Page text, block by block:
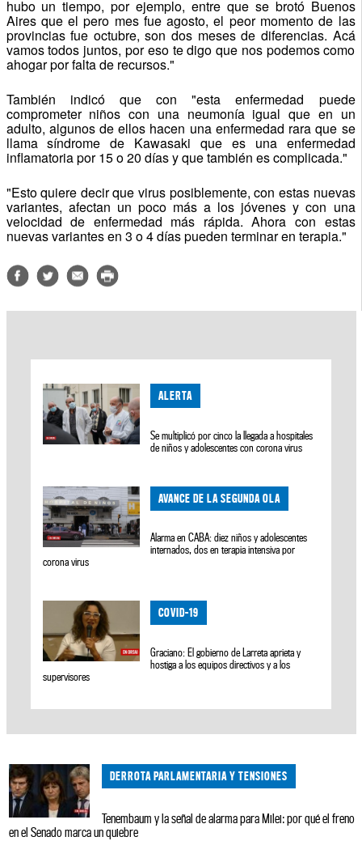
hubo un tiempo, por ejemplo, entre que se brotó Buenos
Aires que el pero mes fue agosto, el peor momento de las
provincias fue octubre, son dos meses de diferencias. Acá
vamos todos juntos, por eso te digo que nos podemos como
ahogar por falta de recursos."
También indicó que con "esta enfermedad puede
comprometer niños con una neumonía igual que en un
adulto, algunos de ellos hacen una enfermedad rara que se
llama síndrome de Kawasaki que es una enfermedad
inflamatoria por 15 o 20 días y que también es complicada."
"Esto quiere decir que virus posiblemente, con estas nuevas
variantes, afectan un poco más a los jóvenes y con una
velocidad de enfermedad más rápida. Ahora con estas
nuevas variantes en 3 o 4 días pueden terminar en terapia."
ALERTA
Se multiplicó por cinco la llegada a hospitales
de niños y adolescentes con corona virus
AVANCE DE LA SEGUNDA OLA
Alarma en CABA: diez niños y adolescentes
internados, dos en terapia intensiva por
corona virus
COVID-19
Graciano: El gobierno de Larreta aprieta y
hostiga a los equipos directivos y a los
supervisores
DERROTA PARLAMENTARIA Y TENSIONES
Tenembaum y la señal de alarma para Milei: por qué el freno
en el Senado marca un quiebre